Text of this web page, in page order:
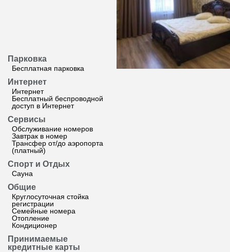
Парковка
Бесплатная парковка
Интернет
Интернет
Бесплатный беспроводной
доступ в Интернет
Сервисы
Обслуживание номеров
Завтрак в номер
Трансфер от/до аэропорта
(платный)
Спорт и Отдых
Сауна
Общие
Круглосуточная стойка
регистрации
Семейные номера
Отопление
Кондиционер
Принимаемые
кредитные карты